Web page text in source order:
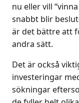
nu eller vill
snabbt blir
är det bättre att
andra sätt.
Det är också
investeringar
sökningar